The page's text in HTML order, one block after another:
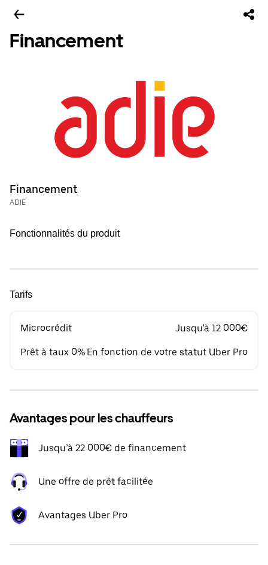
Financement
Financement
ADIE
Fonctionnalités du produit
Tarifs
Microcrédit Jusqu'à 12 000€
Prêt à taux 0% En fonction de votre statut Uber Pro
Avantages pour les chauffeurs
Jusqu’à 22 000€ de financement
Une offre de prêt facilitée
Avantages Uber Pro